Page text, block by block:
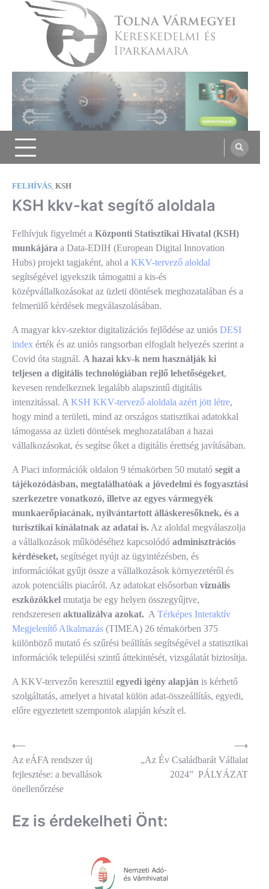
Tolna Vármegyei Kereskedelmi és
Iparkamara
FELHÍVÁS, KSH
KSH kkv-kat segítő aloldala
Felhívjuk figyelmét a Központi Statisztikai Hivatal (KSH)
munkájára a Data-EDIH (European Digital Innovation
Hubs) projekt tagjaként, ahol a KKV-tervező aloldal
segítségével igyekszik támogatni a kis-és
középvállalkozásokat az üzleti döntések meghozatalában és a
felmerülő kérdések megválaszolásában.
A magyar kkv-szektor digitalizációs fejlődése az uniós DESI
index érték és az uniós rangsorban elfoglalt helyezés szerint a
Covid óta stagnál. A hazai kkv-k nem használják ki
teljesen a digitális technológiában rejlő lehetőségeket,
kevesen rendelkeznek legalább alapszintű digitális
intenzitással. A KSH KKV-tervező aloldala azért jött létre,
hogy mind a területi, mind az országos statisztikai adatokkal
támogassa az üzleti döntések meghozatalában a hazai
vállalkozásokat, és segítse őket a digitális érettség javításában.
A Piaci információk oldalon 9 témakörben 50 mutató segít a
tájékozódásban, megtalálhatóak a jövedelmi és fogyasztási
szerkezetre vonatkozó, illetve az egyes vármegyék
munkaerőpiacának, nyilvántartott álláskeresőknek, és a
turisztikai kínálatnak az adatai is. Az aloldal megválaszolja
a vállalkozások működéséhez kapcsolódó adminisztrációs
kérdéseket, segítséget nyújt az ügyintézésben, és
információkat gyűjt össze a vállalkozások környezetéről és
azok potenciális piacáról. Az adatokat elsősorban vizuális
eszközökkel mutatja be egy helyen összegyűjtve,
rendszeresen aktualizálva azokat. A Térképes Interaktív
Megjelenítő Alkalmazás (TIMEA) 26 témakörben 375
különböző mutató és szűrési beállítás segítségével a statisztikai
információk települési szintű áttekintését, vizsgálatát biztosítja.
A KKV-tervezőn keresztül egyedi igény alapján is kérhető
szolgáltatás, amelyet a hivatal külön adat-összeállítás, egyedi,
előre egyeztetett szempontok alapján készít el.
Bejegyzés
navigáció
⟵
Az eÁFA rendszer új
fejlesztése: a bevallások
önellenőrzése
„Az Év Családbarát Vállalat
2024” PÁLYÁZAT
⟶
Ez is érdekelheti Önt: